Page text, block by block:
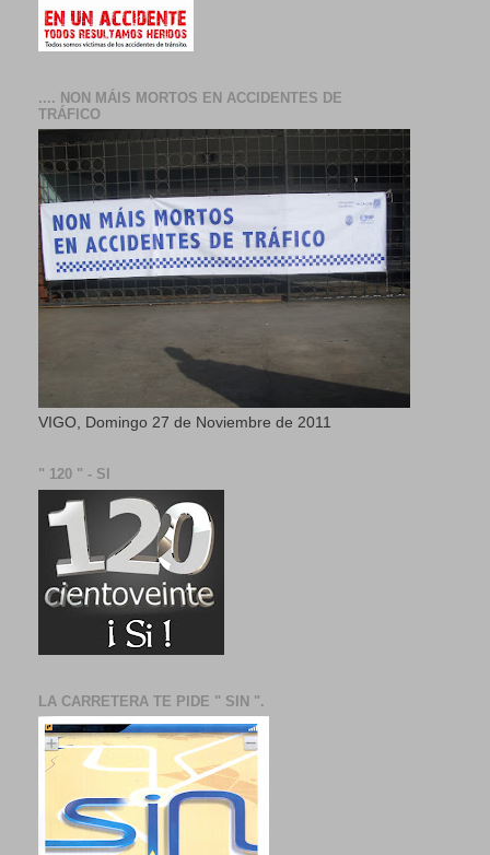
.... NON MÁIS MORTOS EN ACCIDENTES DE
TRÁFICO
VIGO, Domingo 27 de Noviembre de 2011
" 120 " - SI
LA CARRETERA TE PIDE " SIN ".